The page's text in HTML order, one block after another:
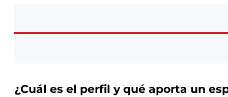
¿Cuál es el perfil y qué aporta un